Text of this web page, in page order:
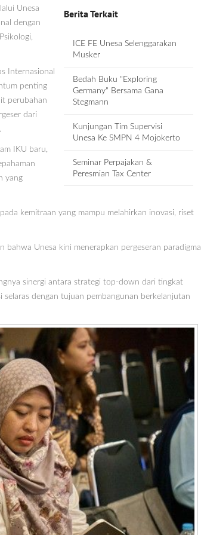
Berita Terkait
ICE FE Unesa Selenggarakan
Musker
Bedah Buku "Exploring
Germany" Bersama Gana
Stegmann
Kunjungan Tim Supervisi
Unesa Ke SMPN 4 Mojokerto
Seminar Perpajakan &
Peresmian Tax Center
Unesa
dengan
Internasional
penting
perubahan
dari
IKU baru,
yang
kemitraan yang mampu melahirkan inovasi, riset
bahwa Unesa kini menerapkan pergeseran paradigma
sinergi antara strategi top-down dari tingkat
dengan tujuan pembangunan berkelanjutan